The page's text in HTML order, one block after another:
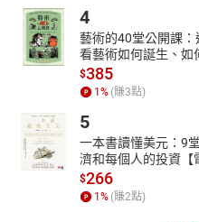
4
藝術的40堂公開課：
看藝術如何誕生、如
$385
1 % (賺3點)
5
一本書讀懂美元：9
濟和每個人的投資【
$266
1 % (賺2點)